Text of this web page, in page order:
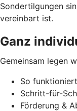
Sondertilgungen
vereinbart ist.
Ganz
Gemeinsam legen
So
Schritt-für-
Förderung &